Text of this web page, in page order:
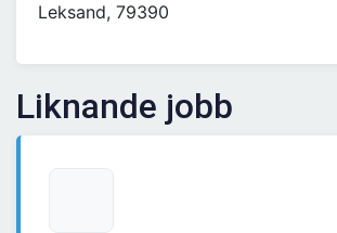
Leksand, 79390
Liknande jobb